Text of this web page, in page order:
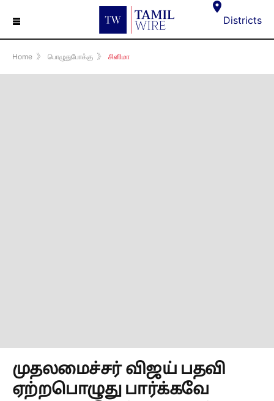
☰ Districts
Home 》 பொழுதுபோக்கு 》 சினிமா
முதலமைச்சர் விஜய் பதவி
ஏற்றபொழுது பார்க்கவே